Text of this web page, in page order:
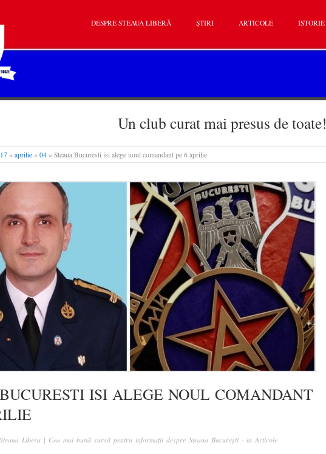
LIBERĂ
DESPRE STEAUA LIBERĂ ȘTIRI ARTICOLE ISTORIE
Un club curat mai presus de toate!
» aprilie » 04 » Steaua Bucuresti isi alege noul comandant pe 6 aprilie
ISI ALEGE NOUL COMANDANT
Steaua Libera | Cea mai bună sursă pentru informații despre Steaua București · in Articole